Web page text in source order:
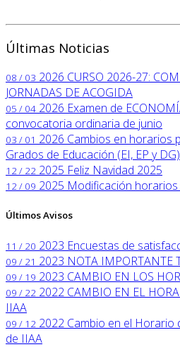
Últimas Noticias
08 / 03 2026 CURSO 2026-27:
JORNADAS DE ACOGIDA
05 / 04 2026 Examen de
convocatoria ordinaria de junio
03 / 01 2026 Cambios en horarios
Grados de Educación (EI, EP y DG)
12 / 22 2025 Feliz Navidad 2025
12 / 09 2025 Modificación
Últimos Avisos
11 / 20 2023 Encuestas de
09 / 21 2023 NOTA IMPORTANTE
09 / 19 2023 CAMBIO EN LOS
09 / 22 2022 CAMBIO EN EL
IIAA
09 / 12 2022 Cambio en el Horario
de IIAA